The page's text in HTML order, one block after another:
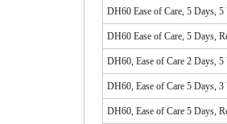
DH60 Ease of Care, 5 Days, 5
DH60 Ease of Care, 5 Days,
DH60, Ease of Care 2 Days, 5
DH60, Ease of Care 5 Days, 3
DH60, Ease of Care 5 Days,